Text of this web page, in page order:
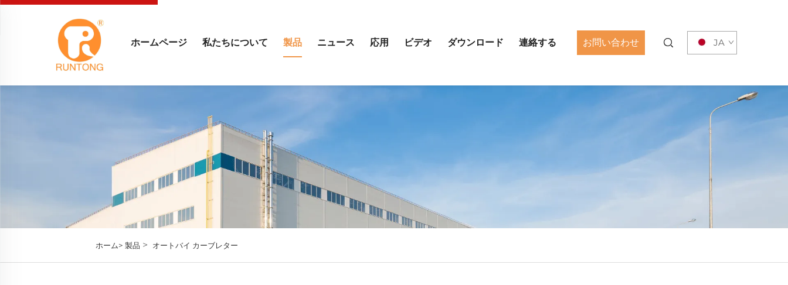
ホームページ 私たちについて 製品 ニュース 応用 ビデオ ダウンロード 連絡する お問い合わせ JA
ホーム> 製品 > オートバイ カーブレター